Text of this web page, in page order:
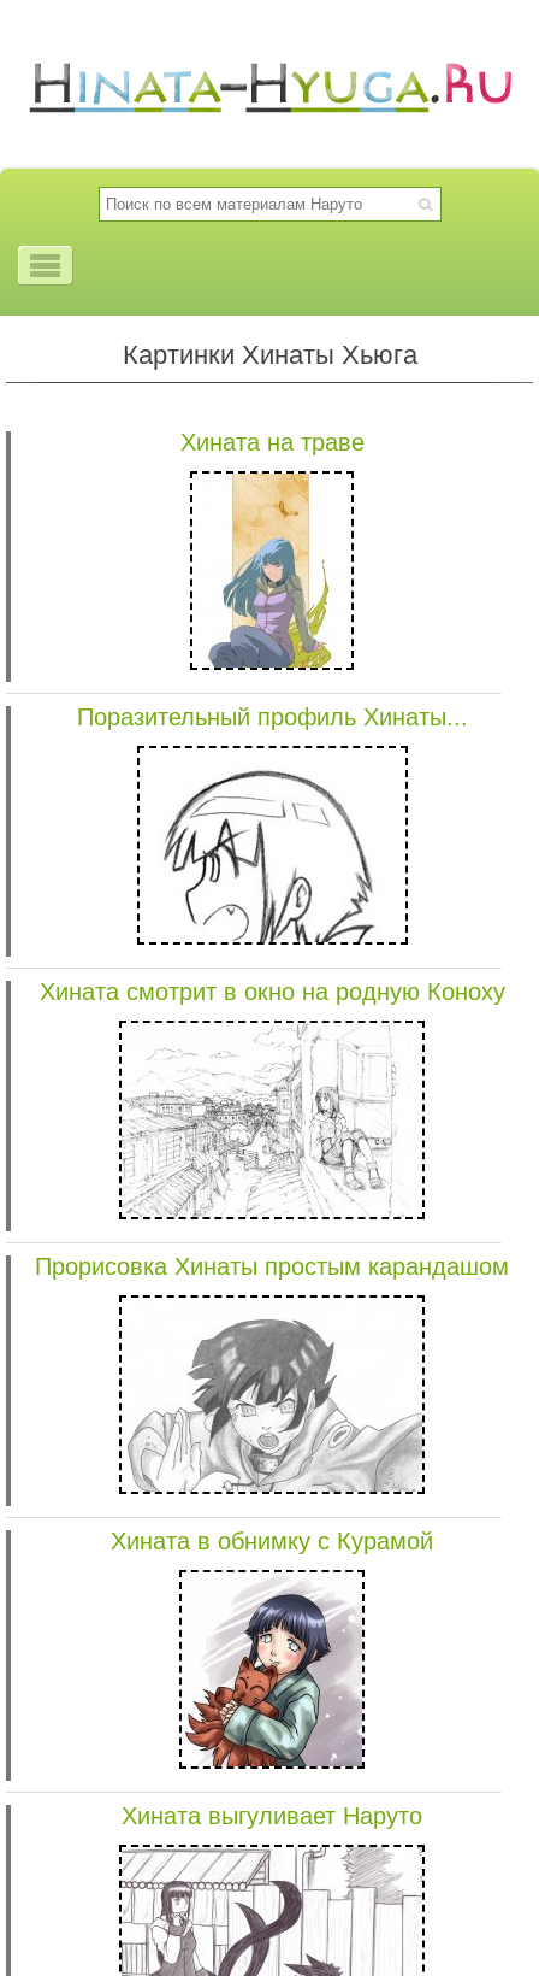
Картинки Хинаты Хьюга
Хината на траве
Поразительный профиль Хинаты...
Хината смотрит в окно на родную Коноху
Прорисовка Хинаты простым карандашом
Хината в обнимку с Курамой
Хината выгуливает Наруто